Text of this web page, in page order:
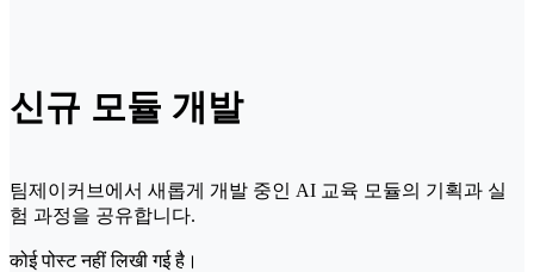
신규 모듈 개발
팀제이커브에서 새롭게 개발 중인 AI 교육 모듈의 기획과 실
험 과정을 공유합니다.
कोई पोस्ट नहीं लिखी गई है।